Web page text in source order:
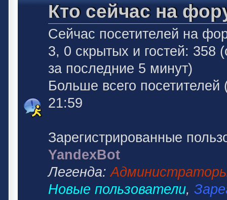
Кто сейчас на
Сейчас посетителей на
3, 0 скрытых и гостей: 358
за последние 5 минут)
Больше всего посетителей
21:59
Зарегистрированные
YandexBot
Легенда:
Новые пользователи,